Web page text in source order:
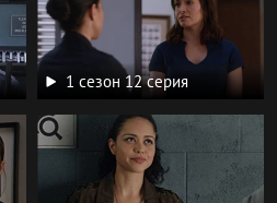
1 сезон 12 серия